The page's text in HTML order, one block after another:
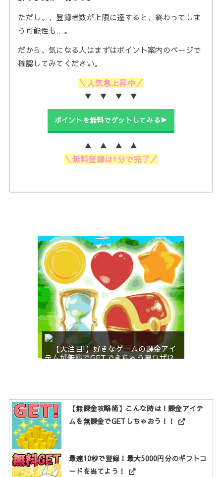
ただし、、登録者数が上限に達すると、終わってしま
う可能性も…。
だから、気になる人はまずはポイント案内のページで
確認してみてください。
＼人気急上昇中／
▼ ▼ ▼ ▼
ポイントを無料でゲットしてみる▶
▲ ▲ ▲ ▲
＼無料登録は1分で完了／
【大注目!】好きなゲームの課金アイ
テムが無料でGETできちゃう裏ワザ!?
【無課金攻略術】こんな時は！課金アイテ
ムを無課金でGETしちゃおう！！
最速10秒で登録！最大5000円分のギフトコ
ードを当てよう！